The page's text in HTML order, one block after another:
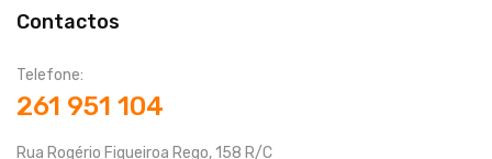
Contactos
Telefone:
261 951 104
Rua Rogério Figueiroa Rego, 158 R/C